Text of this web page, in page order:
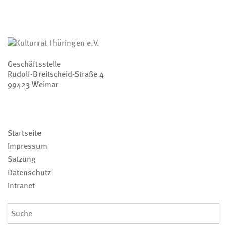
Geschäftsstelle
Rudolf-Breitscheid-Straße 4
99423 Weimar
Navigation
überspringen
Startseite
Impressum
Satzung
Datenschutz
Intranet